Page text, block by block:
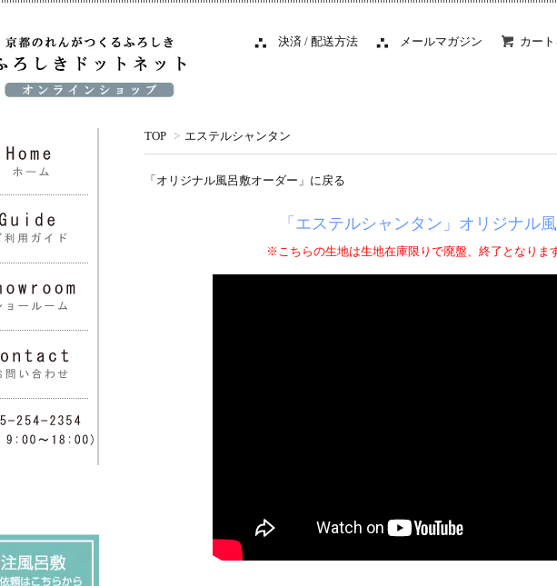
決済 / 配送方法 メールマガジン カー
TOP > エステルシャンタン
「オリジナル風呂敷オーダー」 に戻る
「エステルシャンタン」オリジナル
※こちらの生地は生地在庫限りで廃盤、終了となりま